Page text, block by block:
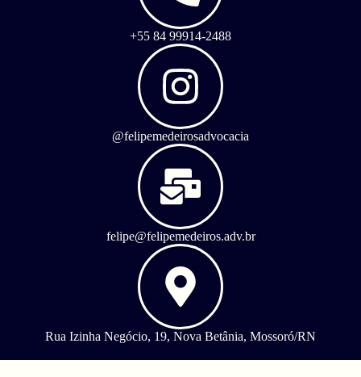
+55 84 99914-2488
@felipemedeirosadvocacia
felipe@felipemedeiros.adv.br
Rua Izinha Negócio, 19, Nova Betânia, Mossoró/RN